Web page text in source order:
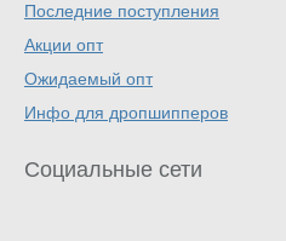
Последние поступления
Акции опт
Ожидаемый опт
Инфо для дропшипперов
Социальные сети